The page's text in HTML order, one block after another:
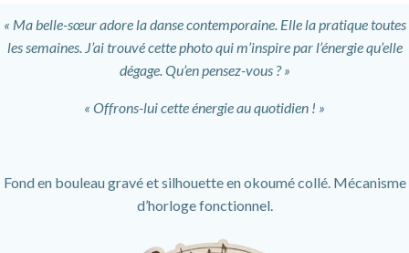
« Ma belle-sœur adore la danse contemporaine. Elle la pratique toutes
les semaines. J’ai trouvé cette photo qui m’inspire par l’énergie qu’elle
dégage. Qu’en pensez-vous ? »
« Offrons-lui cette énergie au quotidien ! »
Fond en bouleau gravé et silhouette en okoumé collé. Mécanisme
d’horloge fonctionnel.